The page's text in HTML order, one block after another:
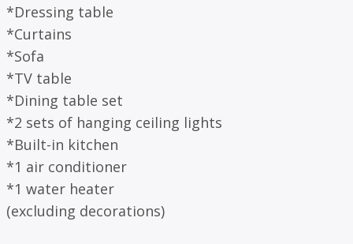
*Dressing table
*Curtains
*Sofa
*TV table
*Dining table set
*2 sets of hanging ceiling lights
*Built-in kitchen
*1 air conditioner
*1 water heater
(excluding decorations)